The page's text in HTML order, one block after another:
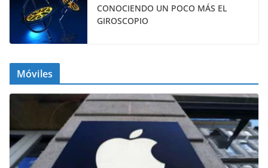
CONOCIENDO UN POCO MÁS EL
GIROSCOPIO
Móviles